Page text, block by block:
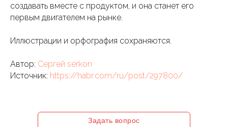
создавать вместе с продуктом, и она станет его
первым двигателем на рынке.
Иллюстрации и орфография сохраняются.
Автор: Сергей serkon
Источник: https://habr.com/ru/post/297800/
Задать вопрос